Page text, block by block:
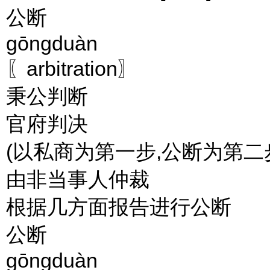
公断
gōngduàn
〖arbitration〗
秉公判断
官府判决
(以私商为第一步,公断为第二
由非当事人仲裁
根据几方面报告进行公断
公断
gōngduàn